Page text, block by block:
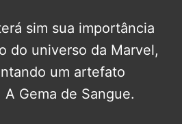
sim sua importância
do universo da Marvel,
um artefato
Gema de Sangue.